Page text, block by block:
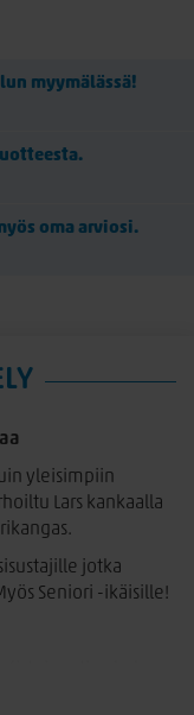
myymälässä!
oma arviosi.
yleisimpiin
Lars kankaalla
jotka
Seniori -ikäisille!
(istuinpatjan koko